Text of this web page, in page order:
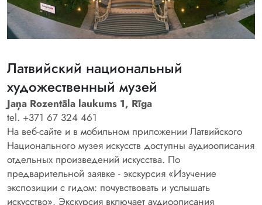
Латвийский национальный
художественный музей
Jaņa Rozentāla laukums 1, Rīga
tel. +371 67 324 461
На веб-сайте и в мобильном приложении Латвийского
Национального музея искусств доступны аудиоописания
отдельных произведений искусства. По
предварительной заявке - экскурсия «Изучение
экспозиции с гидом: почувствовать и услышать
искусство». Экскурсия включает аудиоописания